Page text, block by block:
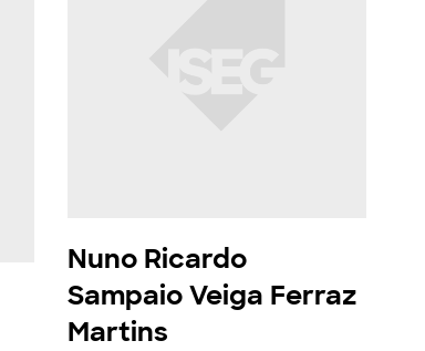
Nuno Ricardo
Sampaio Veiga Ferraz
Martins